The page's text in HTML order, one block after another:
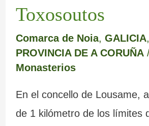
Toxosoutos
Comarca de Noia, GALICIA,
PROVINCIA DE A CORUÑA
Monasterios
En el concello de Lousame,
de 1 kilómetro de los límites